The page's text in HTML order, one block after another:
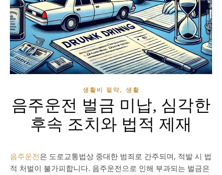
생활비 절약, 생활
음주운전 벌금 미납, 심각한
후속 조치와 법적 제재
음주운전은 도로교통법상 중대한 범죄로 간주되며, 적발 시 법
적 처벌이 불가피합니다. 음주운전으로 인해 부과되는 벌금은